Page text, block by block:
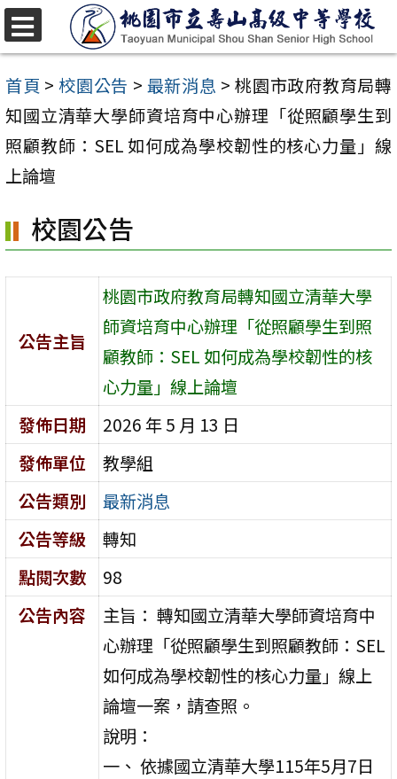
跳
至
主
要
內
容
首頁 > 校園公告 > 最新消息 > 桃園市政府教育局轉
知國立清華大學師資培育中心辦理「從照顧學生到
照顧教師：SEL 如何成為學校韌性的核心力量」線
上論壇
校園公告
公告主旨
桃園市政府教育局轉知國立清華大學
師資培育中心辦理「從照顧學生到照
顧教師：SEL 如何成為學校韌性的核
心力量」線上論壇
發佈日期
2026 年 5 月 13 日
發佈單位
教學組
公告類別
最新消息
公告等級
轉知
點閱次數
98
公告內容
主旨： 轉知國立清華大學師資培育中
心辦理「從照顧學生到照顧教師：SEL
如何成為學校韌性的核心力量」線上
論壇一案，請查照。
說明：
一、 依據國立清華大學115年5月7日
選
單